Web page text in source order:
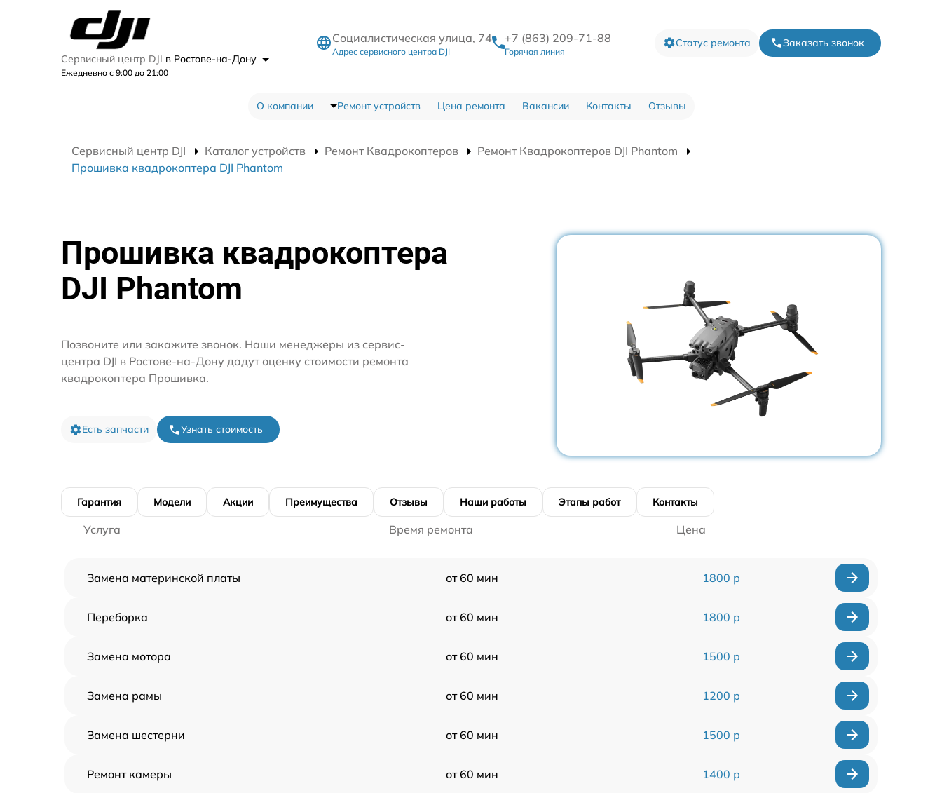
Сервисный центр DJI в Ростове-на-Дону
Ежедневно с 9:00 до 21:00
Социалистическая улица, 74
Адрес сервисного центра DJI
+7 (863) 209-71-88
Горячая линия
Статус ремонта Заказать звонок
О компании Ремонт устройств Цена ремонта Вакансии Контакты Отзывы
Сервисный центр DJI Каталог устройств Ремонт Квадрокоптеров
Ремонт Квадрокоптеров DJI Phantom
Прошивка квадрокоптера DJI Phantom
Прошивка квадрокоптера
DJI Phantom
Позвоните или закажите звонок. Наши менеджеры из сервис-
центра DJI в Ростове-на-Дону дадут оценку стоимости ремонта
квадрокоптера Прошивка.
Есть запчасти Узнать стоимость
Гарантия Модели Акции Преимущества Отзывы Наши работы Этапы работ Контакты
Услуга Время ремонта Цена
Замена материнской платы от 60 мин 1800 р
Переборка от 60 мин 1800 р
Замена мотора от 60 мин 1500 р
Замена рамы от 60 мин 1200 р
Замена шестерни от 60 мин 1500 р
Ремонт камеры от 60 мин 1400 р